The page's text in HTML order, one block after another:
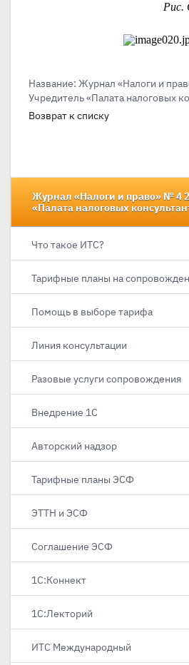
Рис.
Название: Журнал «Налоги и
Учредитель «Палата налоговых
Возврат к списку
Журнал «Налоги и право» № 4
«Палата налоговых
Что такое ИТС?
Тарифные планы на
Помощь в выборе тарифа
Линия консультации
Разовые услуги сопровождения
Внедрение 1С
Авторский надзор
Тарифные планы ЭСФ
ЭТТН и ЭСФ
Соглашение ЭСФ
1С:Коннект
1С:Лекторий
ИТС Международный